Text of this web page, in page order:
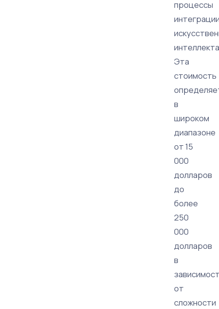
процессы
Эта
стоимость
в
широком
диапазоне
от 15
000
долларов
до
более
250
000
долларов
в
от
сложности